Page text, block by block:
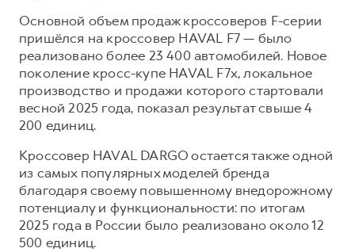
Основной объем продаж кроссоверов F-серии
пришёлся на кроссовер HAVAL F7 — было
реализовано более 23 400 автомобилей. Новое
поколение кросс-купе HAVAL F7x, локальное
производство и продажи которого стартовали
весной 2025 года, показал результат свыше 4
200 единиц.
Кроссовер HAVAL DARGO остается также одной
из самых популярных моделей бренда
благодаря своему повышенному внедорожному
потенциалу и функциональности: по итогам
2025 года в России было реализовано около 12
500 единиц.